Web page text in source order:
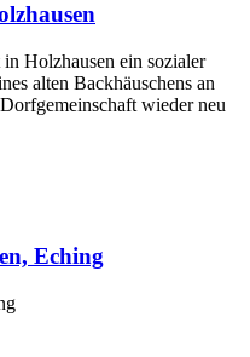
Holzhausen ein sozialer
alten Backhäuschens an
wieder neu
Eching